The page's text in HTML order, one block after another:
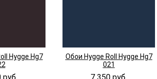
Hygge Hg7
руб.
Обои Hygge Roll Hygge Hg7
021
7 350 руб.